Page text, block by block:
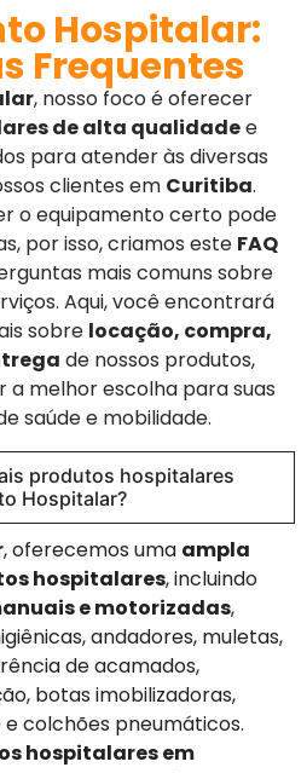
Hospitalar:
Frequentes
, nosso foco é oferecer
de alta qualidadee
para atender às diversas
clientes em Curitiba.
o equipamento certo pode
por isso, criamos este FAQ
mais comuns sobre
Aqui, você encontrará
sobre locação, compra,
de nossos produtos,
a melhor escolha para suas
saúde e mobilidade.
produtos hospitalares
Hospitalar?
, oferecemos uma ampla
hospitalares, incluindo
e motorizadas,
andadores, muletas,
de acamados,
botas imobilizadoras,
colchões pneumáticos.
hospitalares em